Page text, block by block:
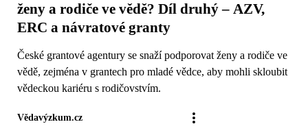
ženy a rodiče ve vědě? Díl druhý – AZV,
ERC a návratové granty
České grantové agentury se snaží podporovat ženy a rodiče ve
vědě, zejména v grantech pro mladé vědce, aby mohli skloubit
vědeckou kariéru s rodičovstvím.
Vědavýzkum.cz